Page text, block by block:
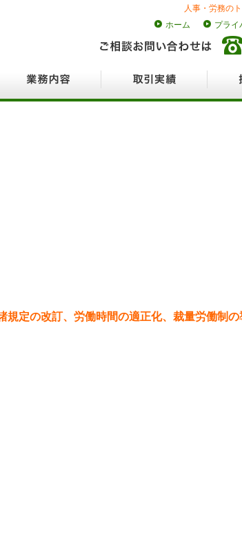
人事・労務の
ホーム
プライ
定の改訂、労働時間の適正化、裁量労働制